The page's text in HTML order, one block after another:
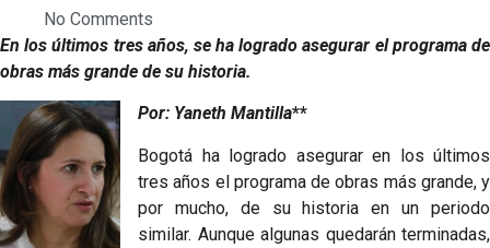
No Comments
En los últimos tres años, se ha logrado asegurar el programa de
obras más grande de su historia.
Por: Yaneth Mantilla**
Bogotá ha logrado asegurar en los últimos
tres años el programa de obras más grande, y
por mucho, de su historia en un periodo
similar. Aunque algunas quedarán terminadas,